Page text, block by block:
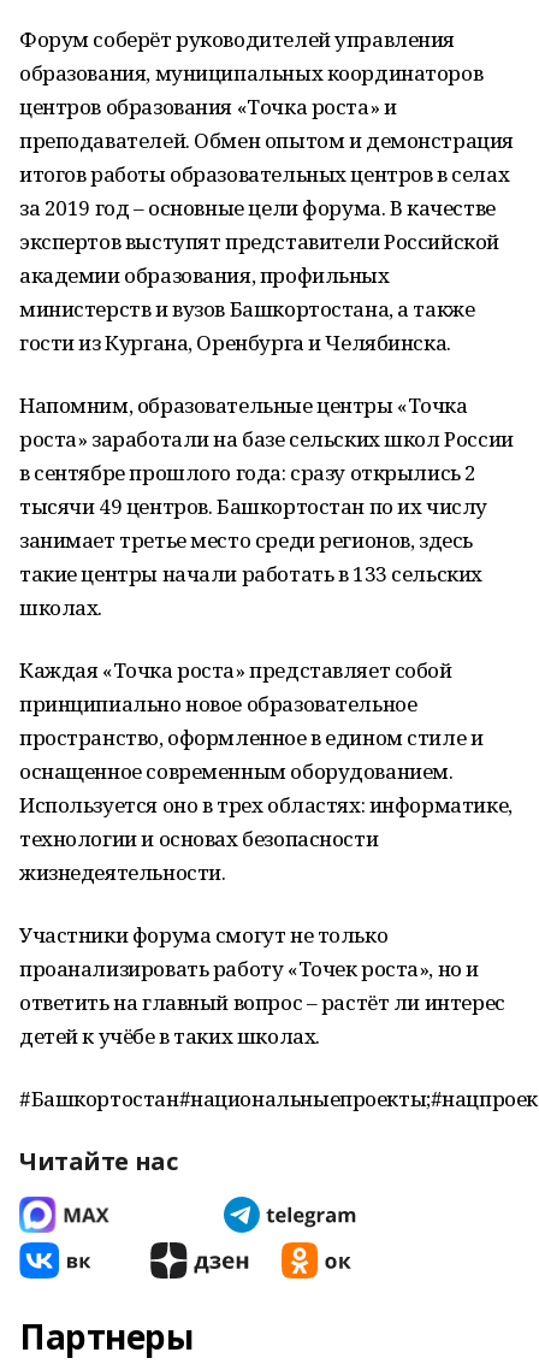
Форум соберёт руководителей управления
образования, муниципальных координаторов
центров образования «Точка роста» и
преподавателей. Обмен опытом и демонстрация
итогов работы образовательных центров в селах
за 2019 год – основные цели форума. В качестве
экспертов выступят представители Российской
академии образования, профильных
министерств и вузов Башкортостана, а также
гости из Кургана, Оренбурга и Челябинска.
Напомним, образовательные центры «Точка
роста» заработали на базе сельских школ России
в сентябре прошлого года: сразу открылись 2
тысячи 49 центров. Башкортостан по их числу
занимает третье место среди регионов, здесь
такие центры начали работать в 133 сельских
школах.
Каждая «Точка роста» представляет собой
принципиально новое образовательное
пространство, оформленное в едином стиле и
оснащенное современным оборудованием.
Используется оно в трех областях: информатике,
технологии и основах безопасности
жизнедеятельности.
Участники форума смогут не только
проанализировать работу «Точек роста», но и
ответить на главный вопрос – растёт ли интерес
детей к учёбе в таких школах.
Читайте нас
Партнеры